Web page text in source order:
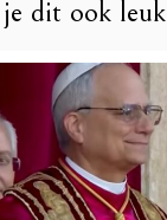
dit ook leuk